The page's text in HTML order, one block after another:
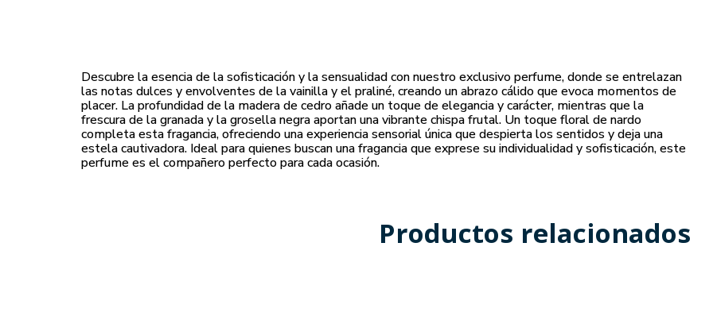
Descubre la esencia de la sofisticación y la sensualidad con nuestro exclusivo perfume, donde se entrelazan
las notas dulces y envolventes de la vainilla y el praliné, creando un abrazo cálido que evoca momentos de
placer. La profundidad de la madera de cedro añade un toque de elegancia y carácter, mientras que la
frescura de la granada y la grosella negra aportan una vibrante chispa frutal. Un toque floral de nardo
completa esta fragancia, ofreciendo una experiencia sensorial única que despierta los sentidos y deja una
estela cautivadora. Ideal para quienes buscan una fragancia que exprese su individualidad y sofisticación, este
perfume es el compañero perfecto para cada ocasión.
Productos relacionados